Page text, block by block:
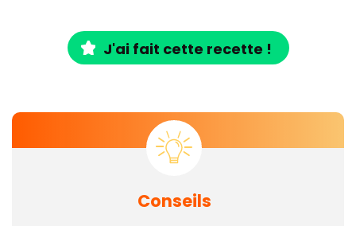
J'ai fait cette recette !
Conseils